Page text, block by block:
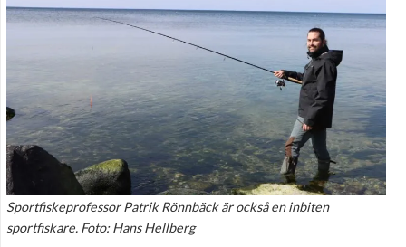
Sportfiskeprofessor Patrik Rönnbäck är också en inbiten
sportfiskare. Foto: Hans Hellberg